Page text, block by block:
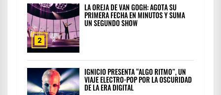
2
LA OREJA DE VAN GOGH: AGOTA SU
PRIMERA FECHA EN MINUTOS Y SUMA
UN SEGUNDO SHOW
IGNICIO PRESENTA “ALGO RITMO”, UN
VIAJE ELECTRO-POP POR LA OSCURIDAD
DE LA ERA DIGITAL